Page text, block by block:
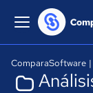
ComparaSoftware |